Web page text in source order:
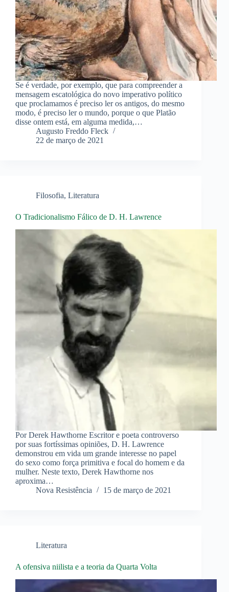
Se é verdade, por exemplo, que para compreender a
mensagem escatológica do novo imperativo político
que proclamamos é preciso ler os antigos, do mesmo
modo, é preciso ler o mundo, porque o que Platão
disse ontem está, em alguma medida,…
Augusto Freddo Fleck
22 de março de 2021
Filosofia, Literatura
O Tradicionalismo Fálico de D. H. Lawrence
Por Derek Hawthorne Escritor e poeta controverso
por suas fortíssimas opiniões, D. H. Lawrence
demonstrou em vida um grande interesse no papel
do sexo como força primitiva e focal do homem e da
mulher. Neste texto, Derek Hawthorne nos
aproxima…
Nova Resistência
15 de março de 2021
Literatura
A ofensiva niilista e a teoria da Quarta Volta